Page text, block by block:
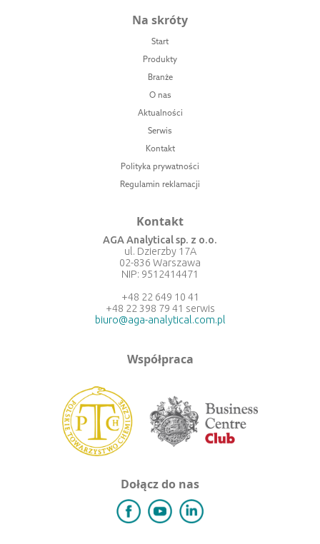
Na skróty
Start
Produkty
Branże
O nas
Aktualności
Serwis
Kontakt
Polityka prywatności
Regulamin reklamacji
Kontakt
AGA Analytical sp. z o.o.
ul. Dzierzby 17A
02-836 Warszawa
NIP: 9512414471
+48 22 649 10 41
+48 22 398 79 41 serwis
biuro@aga-analytical.com.pl
Współpraca
Dołącz do nas